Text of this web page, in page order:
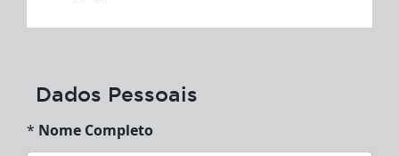
Dados Pessoais
* Nome Completo